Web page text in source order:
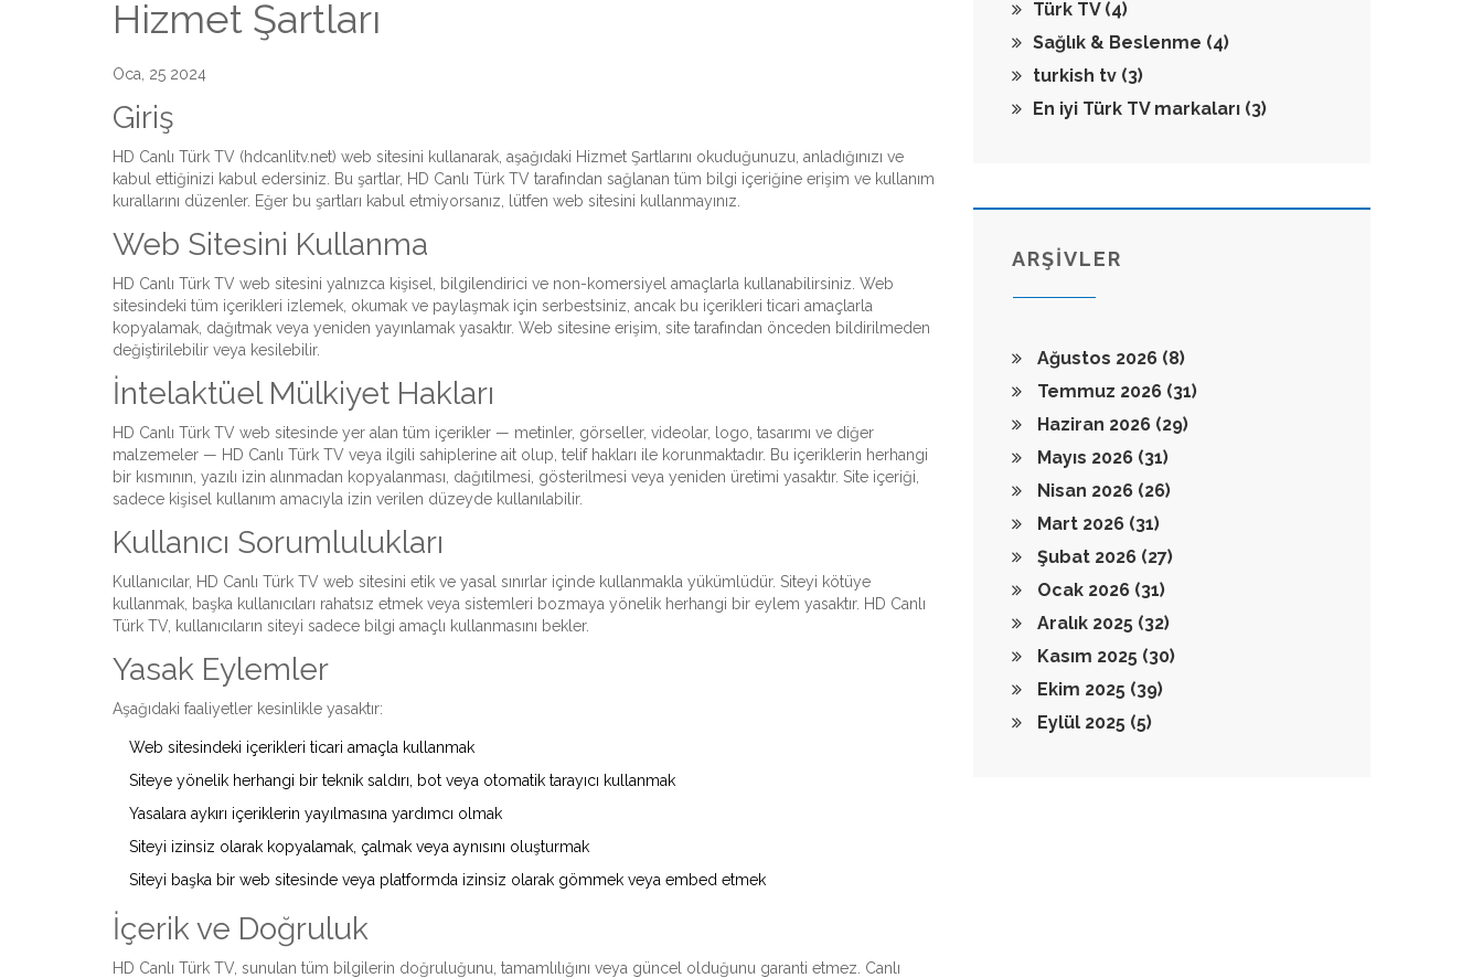
Hizmet Şartları
Oca, 25 2024
Giriş
HD Canlı Türk TV (hdcanlitv.net) web sitesini kullanarak, aşağıdaki Hizmet Şartlarını okuduğunuzu, anladığınızı ve
kabul ettiğinizi kabul edersiniz. Bu şartlar, HD Canlı Türk TV tarafından sağlanan tüm bilgi içeriğine erişim ve kullanım
kurallarını düzenler. Eğer bu şartları kabul etmiyorsanız, lütfen web sitesini kullanmayınız.
Web Sitesini Kullanma
HD Canlı Türk TV web sitesini yalnızca kişisel, bilgilendirici ve non-komersiyel amaçlarla kullanabilirsiniz. Web
sitesindeki tüm içerikleri izlemek, okumak ve paylaşmak için serbestsiniz, ancak bu içerikleri ticari amaçlarla
kopyalamak, dağıtmak veya yeniden yayınlamak yasaktır. Web sitesine erişim, site tarafından önceden bildirilmeden
değiştirilebilir veya kesilebilir.
İntelaktüel Mülkiyet Hakları
HD Canlı Türk TV web sitesinde yer alan tüm içerikler — metinler, görseller, videolar, logo, tasarımı ve diğer
malzemeler — HD Canlı Türk TV veya ilgili sahiplerine ait olup, telif hakları ile korunmaktadır. Bu içeriklerin herhangi
bir kısmının, yazılı izin alınmadan kopyalanması, dağıtilmesi, gösterilmesi veya yeniden üretimi yasaktır. Site içeriği,
sadece kişisel kullanım amacıyla izin verilen düzeyde kullanılabilir.
Kullanıcı Sorumlulukları
Kullanıcılar, HD Canlı Türk TV web sitesini etik ve yasal sınırlar içinde kullanmakla yükümlüdür. Siteyi kötüye
kullanmak, başka kullanıcıları rahatsız etmek veya sistemleri bozmaya yönelik herhangi bir eylem yasaktır. HD Canlı
Türk TV, kullanıcıların siteyi sadece bilgi amaçlı kullanmasını bekler.
Yasak Eylemler
Aşağıdaki faaliyetler kesinlikle yasaktır:
Web sitesindeki içerikleri ticari amaçla kullanmak
Siteye yönelik herhangi bir teknik saldırı, bot veya otomatik tarayıcı kullanmak
Yasalara aykırı içeriklerin yayılmasına yardımcı olmak
Siteyi izinsiz olarak kopyalamak, çalmak veya aynısını oluşturmak
Siteyi başka bir web sitesinde veya platformda izinsiz olarak gömmek veya embed etmek
İçerik ve Doğruluk
HD Canlı Türk TV, sunulan tüm bilgilerin doğruluğunu, tamamlılığını veya güncel olduğunu garanti etmez. Canlı
Türk TV (4)
Sağlık & Beslenme (4)
turkish tv (3)
En iyi Türk TV markaları (3)
ARŞİVLER
Ağustos 2026 (8)
Temmuz 2026 (31)
Haziran 2026 (29)
Mayıs 2026 (31)
Nisan 2026 (26)
Mart 2026 (31)
Şubat 2026 (27)
Ocak 2026 (31)
Aralık 2025 (32)
Kasım 2025 (30)
Ekim 2025 (39)
Eylül 2025 (5)